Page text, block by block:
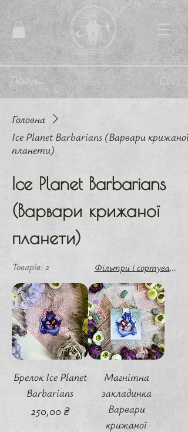
Головна
Ice Planet Barbarians (Варвари крижаної
планети)
Ice Planet Barbarians
(Варвари крижаної
планети)
Товарів: 2 Фільтри і сортування
Брелок Ice Planet
Barbarians
Ціна
250,00 ₴
Магнітна
закладинка
Варвари
крижаної